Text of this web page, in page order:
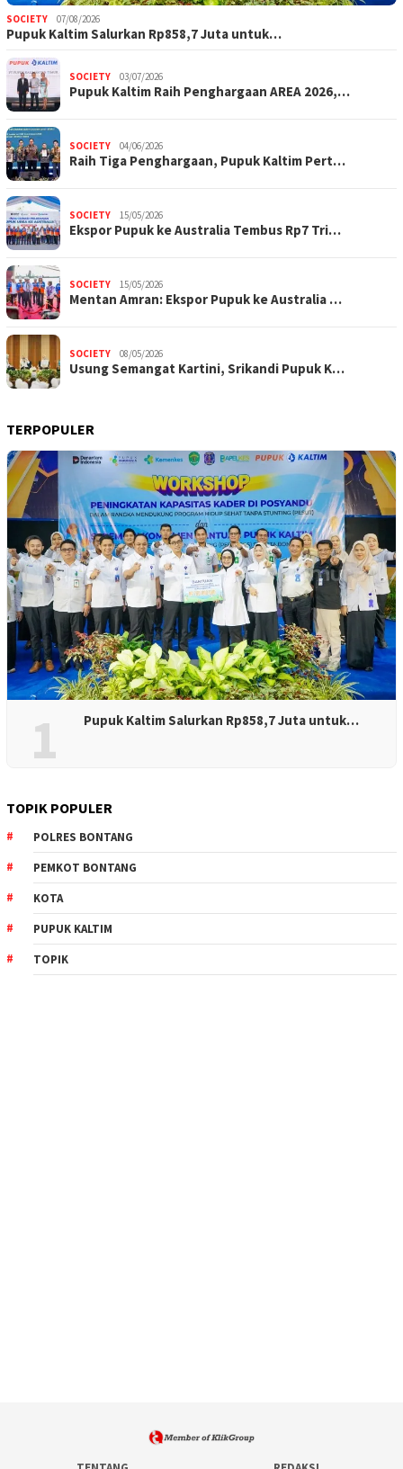
SOCIETY 07/08/2026
Pupuk Kaltim Salurkan Rp858,7 Juta untuk…
SOCIETY 03/07/2026
Pupuk Kaltim Raih Penghargaan AREA 2026,…
SOCIETY 04/06/2026
Raih Tiga Penghargaan, Pupuk Kaltim Pert…
SOCIETY 15/05/2026
Ekspor Pupuk ke Australia Tembus Rp7 Tri…
SOCIETY 15/05/2026
Mentan Amran: Ekspor Pupuk ke Australia …
SOCIETY 08/05/2026
Usung Semangat Kartini, Srikandi Pupuk K…
TERPOPULER
1 Pupuk Kaltim Salurkan Rp858,7 Juta untuk…
TOPIK POPULER
POLRES BONTANG
PEMKOT BONTANG
KOTA
PUPUK KALTIM
TOPIK